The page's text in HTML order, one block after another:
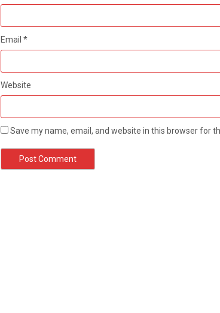
Email *
Website
Save my name, email, and website in this browser for